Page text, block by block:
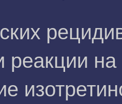
реакции